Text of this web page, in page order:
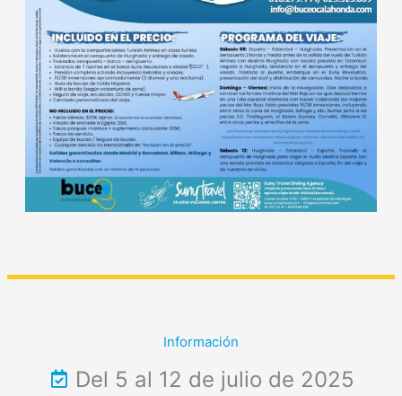
Información
Del 5 al 12 de julio de 2025